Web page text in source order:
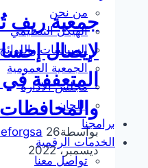
من نحن
الهيكل التنظيمي
السياسات واللوائح
الجمعية العمومية
مجلس الادارة
اللجان
برامجنا
الخدمات الرقمية
تواصل معنا
جمعية ريف
لإيصال
المتعففة في
والمحافظات
بواسطة26 ديسمبر، 2021
ديسمبر، 2022